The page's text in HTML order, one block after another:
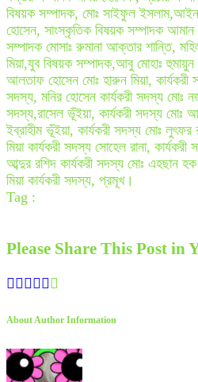
বিষয়ক সম্পাদক, মোঃ সাইফুল ইসলাম,আইন
হোসেন, সাংস্কৃতিক বিষয়ক সম্পাদক
সম্পাদক মোসাঃ রুমানা আক্তার শান্তি,
মিয়া,যুব বিষয়ক সম্পাদক,আবু মোহাঃ হুমায়ুন
আলতাফ হোসেন মোঃ হারুন মিয়া, কার্যকরী
সদস্য, মনির হোসেন কার্যকরী সদস্য মোঃ
সদস্য,রাসেল ভূঁইয়া, কার্যকরী সদস্য মোঃ
ইব্রাহীম ভূঁইয়া, কার্যকরী সদস্য মোঃ
মিয়া কার্যকরী সদস্য সোহেল রানা,
আব্দুর রশিদ কার্যকরী সদস্য মোঃ এহছান
মিয়া কার্যকরী সদস্য, প্রমূখ।
Tag :
Please Share This Post in
About Author Information